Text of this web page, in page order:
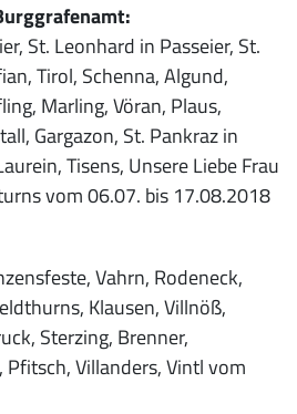
St. Leonhard in Passeier, St.
Tirol, Schenna, Algund,
Marling, Vöran, Plaus,
Gargazon, St. Pankraz in
Tisens, Unsere Liebe Frau
vom 06.07. bis 17.08.2018
Vahrn, Rodeneck,
Klausen, Villnöß,
Sterzing, Brenner,
Pfitsch, Villanders, Vintl vom